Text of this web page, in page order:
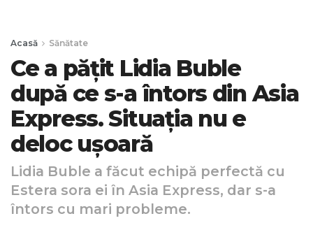
Acasă Sănătate
Ce a pățit Lidia Buble
după ce s-a întors din Asia
Express. Situația nu e
deloc ușoară
Lidia Buble a făcut echipă perfectă cu
Estera sora ei în Asia Express, dar s-a
întors cu mari probleme.